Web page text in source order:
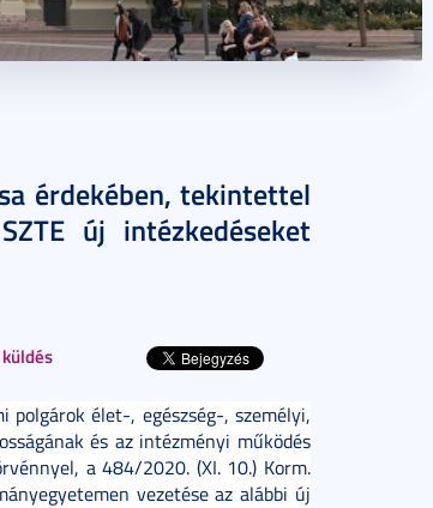
érdekében, tekintettel
új intézkedéseket
polgárok élet-, egészség-, személyi,
és az intézményi működés
a 484/2020. (XI. 10.) Korm.
vezetése az alábbi új